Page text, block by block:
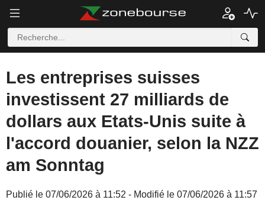
Les entreprises suisses
investissent 27 milliards de
dollars aux Etats-Unis suite à
l'accord douanier, selon la NZZ
am Sonntag
Publié le 07/06/2026 à 11:52 - Modifié le 07/06/2026 à 11:57